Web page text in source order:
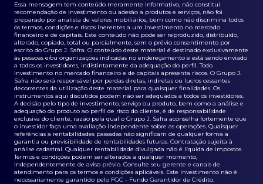
Essa mensagem tem conteúdo meramente informativo, não constitui
recomendação de investimento ou adesão a produtos e serviços, não foi
preparado por analista de valores mobiliários, bem como não discrimina todos
os termos, condições e riscos inerentes a um investimento no mercado
financeiro e de capitais. Este conteúdo não pode ser reproduzido, distribuído,
alterado, copiado, total ou parcialmente, sem o prévio consentimento por
escrito do Grupo J. Safra. O conteúdo deste material é destinado exclusivamente
às pessoas e/ou organizações indicadas no endereçamento e está sendo enviado
a todos os investidores, indistintamente da adequação do perfil. Todo
investimento no mercado financeiro e de capitais apresenta riscos. O Grupo J.
Safra não será responsável por perdas diretas, indiretas ou lucros cessantes
decorrentes da utilização deste material para quaisquer finalidades. Os
instrumentos aqui discutidos podem não ser adequados a todos os investidores.
A decisão pelo tipo de investimento, serviço ou produto, bem como a análise e
adequação do produto ao perfil de risco do cliente, é de responsabilidade
exclusiva do cliente, razão pela qual o Grupo J. Safra aconselha fortemente que
o investidor faça uma avaliação independente sobre as operações. Quaisquer
referências a rentabilidades passadas não significam de qualquer forma a
garantia ou previsibilidade de rentabilidades futuras. Contratação sujeita à
análise cadastral. Qualquer rentabilidade divulgada não é líquida de impostos.
Termos e condições podem ser alterados a qualquer momento,
independentemente de aviso prévio. Consulte seu gerente e canais de
atendimento para os termos e condições aplicáveis. Este investimento não é
necessariamente garantido pelo FGC - Fundo Garantidor de Crédito.